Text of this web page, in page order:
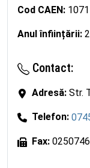
Cod CAEN: 1071
Anul înființării:
Contact:
Adresă: Str.
Telefon:
Fax: